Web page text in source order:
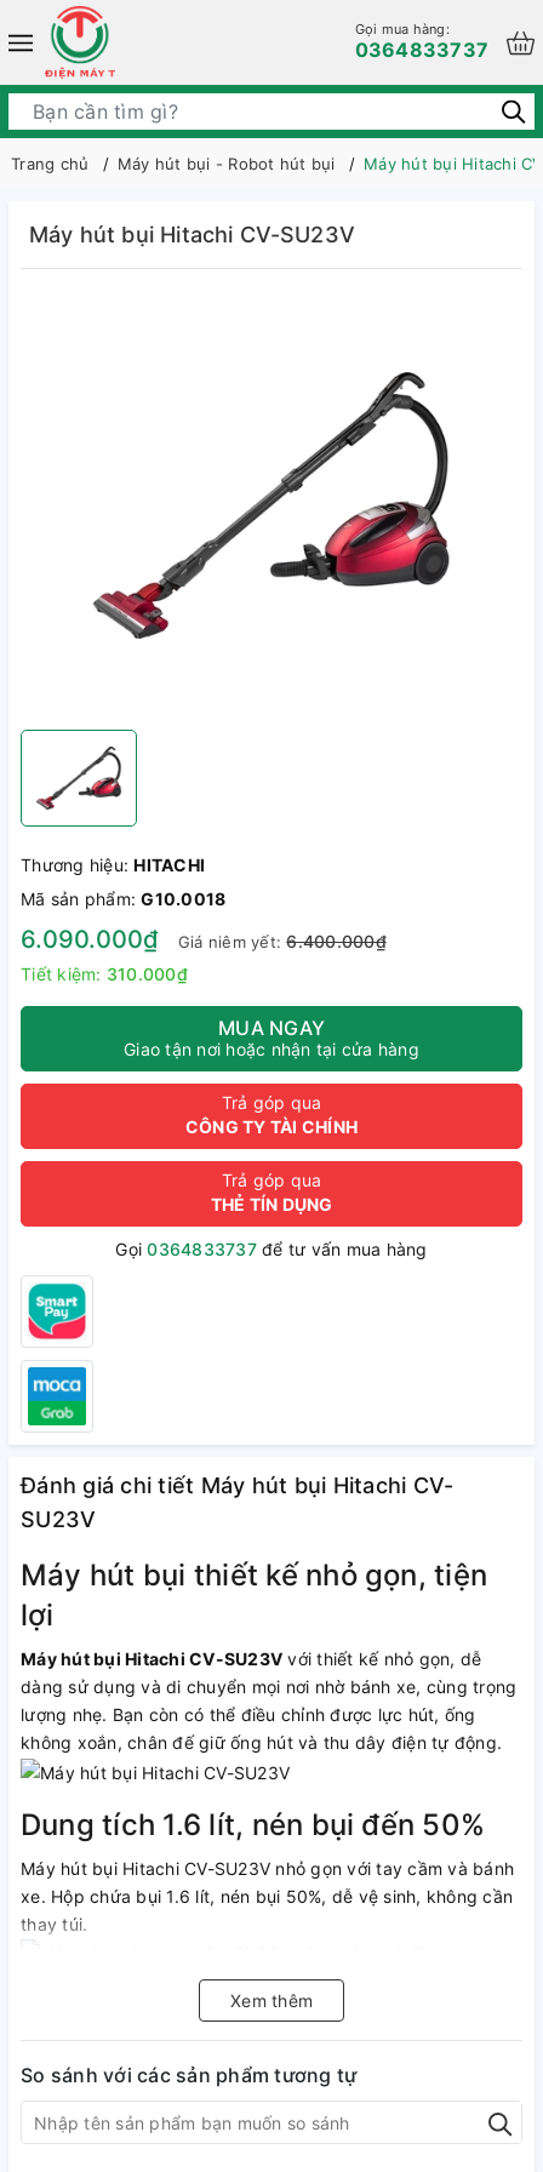
Gọi mua hàng:
0364833737
Trang chủ Máy hút bụi - Robot hút bụi Máy hút bụi Hitachi
Máy hút bụi Hitachi CV-SU23V
Thương hiệu:HITACHI
Mã sản phẩm:G10.0018
6.090.000₫ Giá niêm yết:6.400.000₫
Tiết kiệm: 310.000₫
MUA NGAY
Giao tận nơi hoặc nhận tại cửa hàng
Trả góp qua
CÔNG TY TÀI CHÍNH
Trả góp qua
THẺ TÍN DỤNG
Gọi0364833737để tư vấn mua hàng
Đánh giá chi tiết Máy hút bụi Hitachi CV-
SU23V
Máy hút bụi thiết kế nhỏ gọn, tiện
lợi
Máy hút bụi Hitachi CV-SU23V với thiết kế nhỏ gọn, dễ
dàng sử dụng và di chuyển mọi nơi nhờ bánh xe, cùng trọng
lượng nhẹ. Bạn còn có thể điều chỉnh được lực hút, ống
không xoắn, chân đế giữ ống hút và thu dây điện tự động.
Dung tích 1.6 lít, nén bụi đến 50%
Máy hút bụi Hitachi CV-SU23V nhỏ gọn với tay cầm và bánh
xe. Hộp chứa bụi 1.6 lít, nén bụi 50%, dễ vệ sinh, không cần
thay túi.
Bộ lọc Hepa tiên tiến
mùi Nano Titanium tiên tiến. Công nghệ lọc Bagless hút bụi
khô, ẩm.
Xem thêm
So sánh với các sản phẩm tương tự